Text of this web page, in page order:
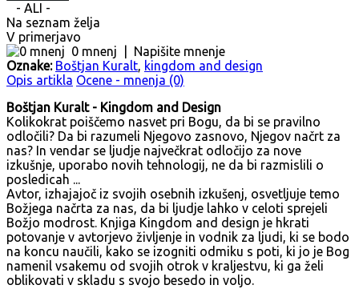
- ALI -
Na seznam želja
V primerjavo
0 mnenj
Napišite mnenje
Oznake: Boštjan Kuralt, kingdom and design
Opis artikla Ocene - mnenja (0)
Boštjan Kuralt - Kingdom and Design
Kolikokrat poiščemo nasvet pri Bogu, da bi se pravilno
odločili? Da bi razumeli Njegovo zasnovo, Njegov načrt za
nas? In vendar se ljudje največkrat odločijo za nove
izkušnje, uporabo novih tehnologij, ne da bi razmislili o
posledicah ...
Avtor, izhajajoč iz svojih osebnih izkušenj, osvetljuje temo
Božjega načrta za nas, da bi ljudje lahko v celoti sprejeli
Božjo modrost. Knjiga Kingdom and design je hkrati
potovanje v avtorjevo življenje in vodnik za ljudi, ki se bodo
na koncu naučili, kako se izogniti odmiku s poti, ki jo je Bog
namenil vsakemu od svojih otrok v kraljestvu, ki ga želi
oblikovati v skladu s svojo besedo in voljo.